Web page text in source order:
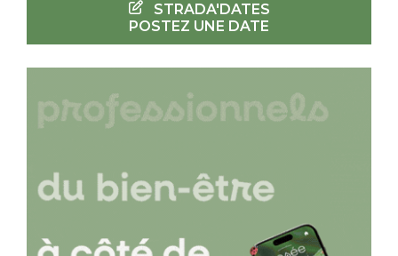
STRADA'DATES
POSTEZ UNE DATE